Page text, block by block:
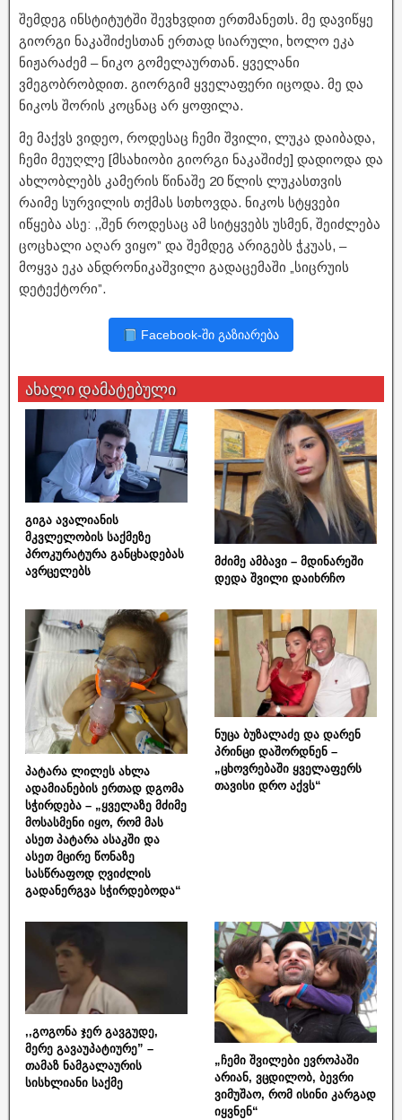
შემდეგ ინსტიტუტში შევხვდით ერთმანეთს. მე დავიწყე
გიორგი ნაკაშიძესთან ერთად სიარული, ხოლო ეკა
ნიჟარაძემ – ნიკო გომელაურთან. ყველანი
ვმეგობრობდით. გიორგიმ ყველაფერი იცოდა. მე და
ნიკოს შორის კოცნაც არ ყოფილა.
მე მაქვს ვიდეო, როდესაც ჩემი შვილი, ლუკა დაიბადა,
ჩემი მეუღლე [მსახიობი გიორგი ნაკაშიძე] დადიოდა და
ახლობლებს კამერის წინაშე 20 წლის ლუკასთვის
რაიმე სურვილის თქმას სთხოვდა. ნიკოს სტყვები
იწყება ასე: ,,შენ როდესაც ამ სიტყვებს უსმენ, შეიძლება
ცოცხალი აღარ ვიყო” და შემდეგ არიგებს ჭკუას, –
მოყვა ეკა ანდრონიკაშვილი გადაცემაში „სიცრუის
დეტექტორი”.
Facebook-ში გაზიარება
ახალი დამატებული
გიგა ავალიანის
მკვლელობის საქმეზე
პროკურატურა განცხადებას
ავრცელებს
მძიმე ამბავი – მდინარეში
დედა შვილი დაიხრჩო
პატარა ლილეს ახლა
ადამიანების ერთად დგომა
სჭირდება – „ყველაზე მძიმე
მოსასმენი იყო, რომ მას
ასეთ პატარა ასაკში და
ასეთ მცირე წონაზე
სასწრაფოდ ღვიძლის
გადანერგვა სჭირდებოდა“
ნუცა ბუზალაძე და დარენ
პრინცი დაშორდნენ –
„ცხოვრებაში ყველაფერს
თავისი დრო აქვს“
,,გოგონა ჯერ გავგუდე,
მერე გავაუპატიურე” –
თამაზ ნამგალაურის
სისხლიანი საქმე
„ჩემი შვილები ევროპაში
არიან, ვცდილობ, ბევრი
ვიმუშაო, რომ ისინი კარგად
იყვნენ“